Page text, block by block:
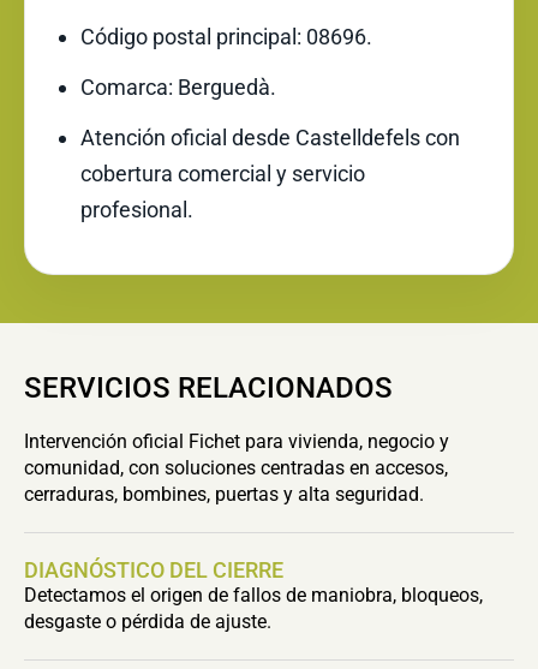
Código postal principal: 08696.
Comarca: Berguedà.
Atención oficial desde Castelldefels con
cobertura comercial y servicio
profesional.
SERVICIOS RELACIONADOS
Intervención oficial Fichet para vivienda, negocio y
comunidad, con soluciones centradas en accesos,
cerraduras, bombines, puertas y alta seguridad.
DIAGNÓSTICO DEL CIERRE
Detectamos el origen de fallos de maniobra, bloqueos,
desgaste o pérdida de ajuste.